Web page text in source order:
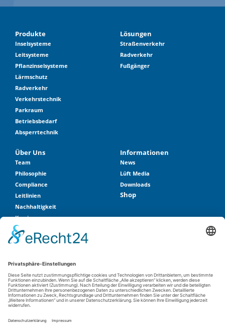
Produkte
Inselsysteme
Leitsysteme
Pflanzinselsysteme
Lärmschutz
Radverkehr
Verkehrstechnik
Parkraum
Betriebsbedarf
Absperrtechnik
Lösungen
Straßenverkehr
Radverkehr
Fußgänger
Über Uns
Team
Philosophie
Compliance
Leitlinien
Nachhaltigkeit
Karriere
Historie
Informationen
News
Lüft Media
Downloads
Shop